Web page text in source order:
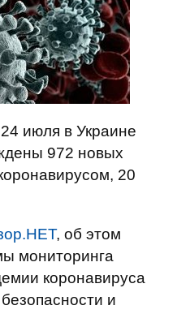
июля в Украине
972 новых
20
, об этом
мониторинга
коронавируса
и